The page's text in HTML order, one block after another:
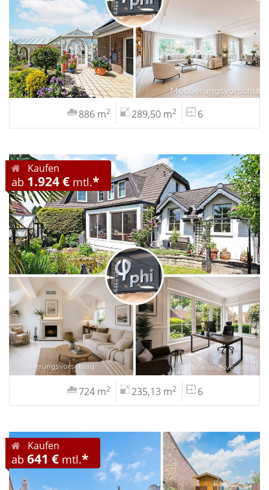
886 m2 289,50 m2 6
Kaufen
ab 1.924 € mtl.*
724 m2 235,13 m2 6
Kaufen
ab 641 € mtl.*